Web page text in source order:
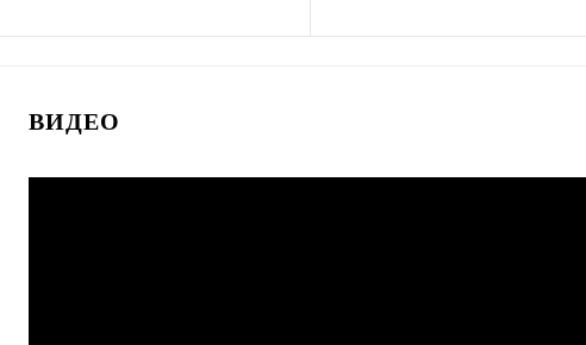
Купить в 1 клик
В избранное В наличии В избранное В наличии
ВИДЕО